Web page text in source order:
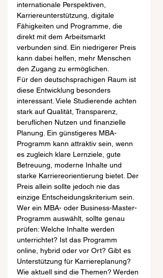
internationale Perspektiven,
Karriereunterstützung, digitale
Fähigkeiten und Programme, die
direkt mit dem Arbeitsmarkt
verbunden sind. Ein niedrigerer Preis
kann dabei helfen, mehr Menschen
den Zugang zu ermöglichen.
Für den deutschsprachigen Raum ist
diese Entwicklung besonders
interessant. Viele Studierende achten
stark auf Qualität, Transparenz,
beruflichen Nutzen und finanzielle
Planung. Ein günstigeres MBA-
Programm kann attraktiv sein, wenn
es zugleich klare Lernziele, gute
Betreuung, moderne Inhalte und
starke Karriereorientierung bietet. Der
Preis allein sollte jedoch nie das
einzige Entscheidungskriterium sein.
Wer ein MBA- oder Business-Master-
Programm auswählt, sollte genau
prüfen: Welche Inhalte werden
unterrichtet? Ist das Programm
online, hybrid oder vor Ort? Gibt es
Unterstützung für Karriereplanung?
Wie aktuell sind die Themen? Werden